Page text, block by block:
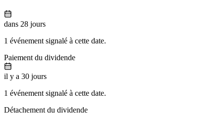
dans 28 jours
1 événement signalé à cette date.
Paiement du dividende
il y a 30 jours
1 événement signalé à cette date.
Détachement du dividende